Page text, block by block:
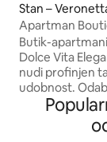
Stan –
Apartman
Pietra
Butik-apartmani La
Dolce Vita
nudi profinjen
udobnost.
kvalitetu i vrhunsku
odmor: 2
od